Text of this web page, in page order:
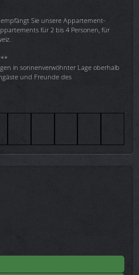
Sie unsere Appartement-
für 2 bis 4 Personen, für
in sonnenverwöhnter Lage oberhalb
und Freunde des